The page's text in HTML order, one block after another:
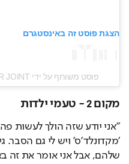
הצגת פוסט זה באינסטגרם
פוסט משותף על ידי ‏‎VITRINA BURGER JOINT‎‏ (@‏‎vitrinush‎‏)
מקום 2 - טעמי ילדות